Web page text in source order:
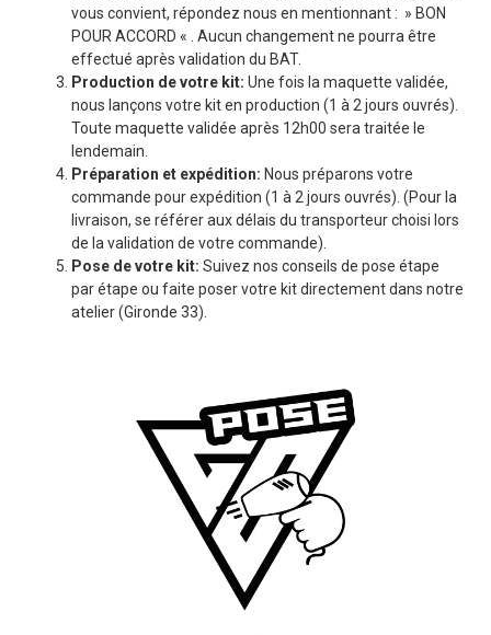
vous convient, répondez nous en mentionnant : » BON
POUR ACCORD « . Aucun changement ne pourra être
effectué après validation du BAT.
Production de votre kit: Une fois la maquette validée,
nous lançons votre kit en production (1 à 2 jours ouvrés).
Toute maquette validée après 12h00 sera traitée le
lendemain.
Préparation et expédition: Nous préparons votre
commande pour expédition (1 à 2 jours ouvrés). (Pour la
livraison, se référer aux délais du transporteur choisi lors
de la validation de votre commande).
Pose de votre kit: Suivez nos conseils de pose étape
par étape ou faite poser votre kit directement dans notre
atelier (Gironde 33).